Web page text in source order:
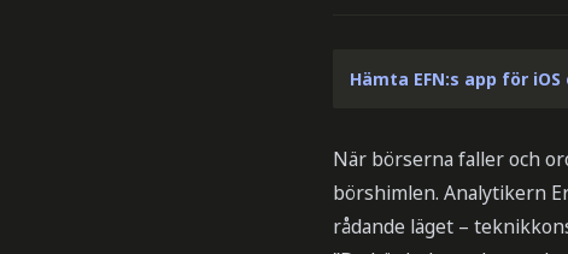
Hämta EFN:s app för
När börserna faller och
börshimlen. Analytikern
rådande läget –